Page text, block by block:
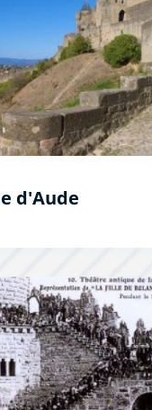
d'Aude
- Jean-Deschamps